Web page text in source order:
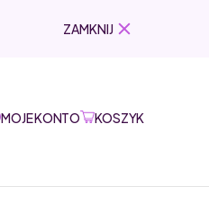
ZAMKNIJ
MOJE KONTO KOSZYK